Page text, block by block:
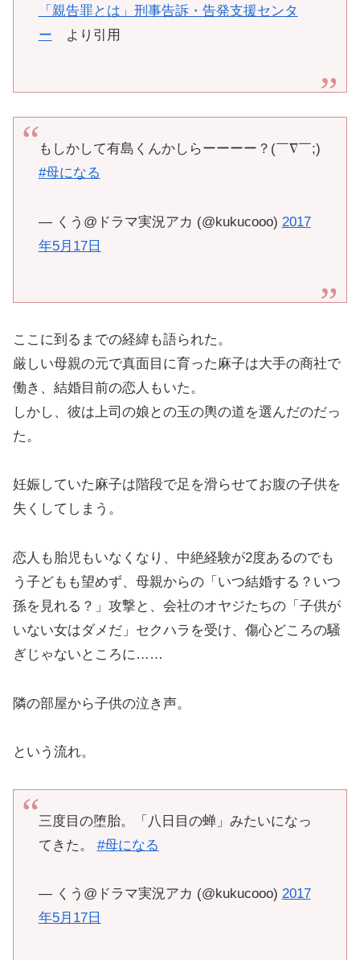
「親告罪とは」刑事告訴・告発支援センタ
ー より引用
もしかして有島くんかしらーーーー？(￣∇￣;)
#母になる
— くう@ドラマ実況アカ (@kukucooo) 2017
年5月17日
ここに到るまでの経緯も語られた。
厳しい母親の元で真面目に育った麻子は大手の商社で
働き、結婚目前の恋人もいた。
しかし、彼は上司の娘との玉の輿の道を選んだのだっ
た。
妊娠していた麻子は階段で足を滑らせてお腹の子供を
失くしてしまう。
恋人も胎児もいなくなり、中絶経験が2度あるのでも
う子どもも望めず、母親からの「いつ結婚する？いつ
孫を見れる？」攻撃と、会社のオヤジたちの「子供が
いない女はダメだ」セクハラを受け、傷心どころの騒
ぎじゃないところに……
隣の部屋から子供の泣き声。
という流れ。
三度目の堕胎。「八日目の蝉」みたいになっ
てきた。 #母になる
— くう@ドラマ実況アカ (@kukucooo) 2017
年5月17日